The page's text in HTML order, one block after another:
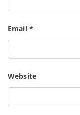
Email *
Website